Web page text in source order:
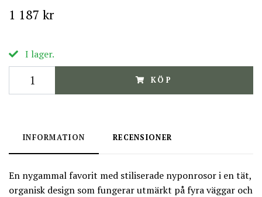
1 187 kr
I lager.
KÖP
INFORMATION RECENSIONER
En nygammal favorit med stiliserade nyponrosor i en tät,
organisk design som fungerar utmärkt på fyra väggar och